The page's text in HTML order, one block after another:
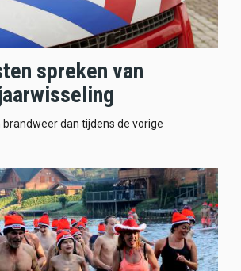
spreken van
dan tijdens de vorige